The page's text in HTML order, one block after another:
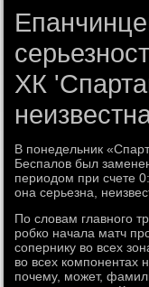
ХК
В понедельник
Беспалов был
периодом при счете
она серьезна,
По словам главного
робко начала матч
сопернику во всех
во всех компонентах
почему, может,